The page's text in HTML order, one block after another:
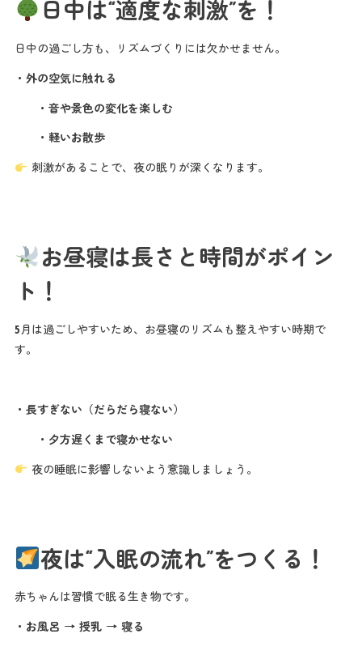
日中は“適度な刺激”を！
日中の過ごし方も、リズムづくりには欠かせません。
・外の空気に触れる
・音や景色の変化を楽しむ
・軽いお散歩
刺激があることで、夜の眠りが深くなります。
お昼寝は長さと時間がポイン
ト！
5月は過ごしやすいため、お昼寝のリズムも整えやすい時期で
す。
・長すぎない（だらだら寝ない）
・夕方遅くまで寝かせない
夜の睡眠に影響しないよう意識しましょう。
夜は“入眠の流れ”をつくる！
赤ちゃんは習慣で眠る生き物です。
・お風呂 → 授乳 → 寝る